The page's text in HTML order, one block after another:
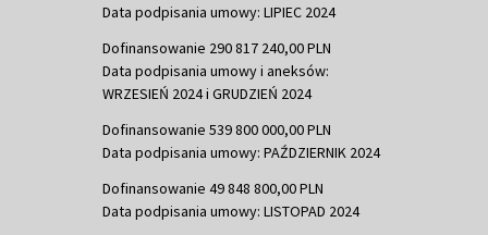
Data podpisania umowy: LIPIEC 2024
Dofinansowanie 290 817 240,00 PLN
Data podpisania umowy i aneksów:
WRZESIEŃ 2024 i GRUDZIEŃ 2024
Dofinansowanie 539 800 000,00 PLN
Data podpisania umowy: PAŹDZIERNIK 2024
Dofinansowanie 49 848 800,00 PLN
Data podpisania umowy: LISTOPAD 2024